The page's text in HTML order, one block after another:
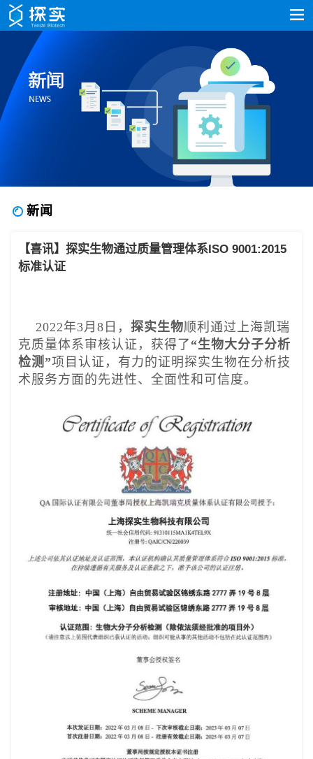
新闻
【喜讯】探实生物通过质量管理体系ISO 9001:2015
标准认证
2022年3月8日， 探实生物顺利通过上海凯瑞
克质量体系审核认证，获得了 “生物大分子分析
检测”项目认证，有力的证明探实生物在分析技
术服务方面的先进性、全面性和可信度。